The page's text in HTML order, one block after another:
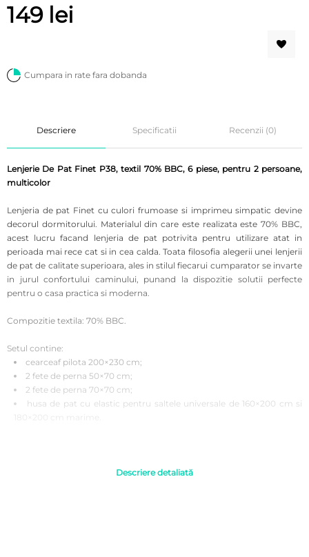
149 lei
Cumpara in rate fara dobanda
Descriere Specificatii Recenzii (0)
Lenjerie De Pat Finet P38, textil 70% BBC, 6 piese, pentru 2 persoane,
multicolor
Lenjeria de pat Finet cu culori frumoase si imprimeu simpatic devine
decorul dormitorului. Materialul din care este realizata este 70% BBC,
acest lucru facand lenjeria de pat potrivita pentru utilizare atat in
perioada mai rece cat si in cea calda.Toata filosofia alegerii unei lenjerii
de pat de calitate superioara, ales in stilul fiecarui cumparator se invarte
in jurul confortului caminului, punand la dispozitie solutii perfecte
pentru o casa practica si moderna.
Compozitie textila: 70% BBC.
Setul contine:
cearceaf pilota 200×230 cm;
2 fete de perna 50×70 cm;
2 fete de perna 70×70 cm;
husa de pat cu elastic pentru saltele universale de 160×200 cm si
Descriere detaliată